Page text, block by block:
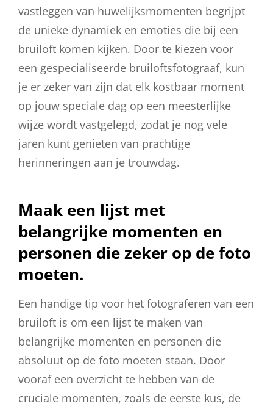
vastleggen van huwelijksmomenten begrijpt
de unieke dynamiek en emoties die bij een
bruiloft komen kijken. Door te kiezen voor
een gespecialiseerde bruiloftsfotograaf, kun
je er zeker van zijn dat elk kostbaar moment
op jouw speciale dag op een meesterlijke
wijze wordt vastgelegd, zodat je nog vele
jaren kunt genieten van prachtige
herinneringen aan je trouwdag.
Maak een lijst met
belangrijke momenten en
personen die zeker op de foto
moeten.
Een handige tip voor het fotograferen van een
bruiloft is om een lijst te maken van
belangrijke momenten en personen die
absoluut op de foto moeten staan. Door
vooraf een overzicht te hebben van de
cruciale momenten, zoals de eerste kus, de